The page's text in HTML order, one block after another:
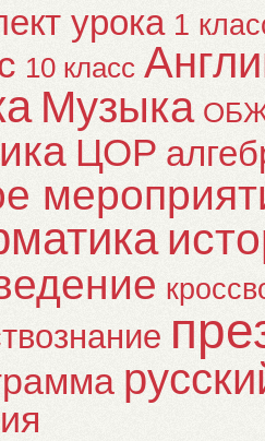
урока 1
10 класс
Музыка
ЦОР